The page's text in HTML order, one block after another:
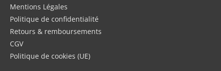
Mentions Légales
Politique de confidentialité
Retours & remboursements
CGV
Politique de cookies (UE)